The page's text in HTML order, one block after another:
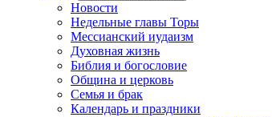
Новости
Недельные главы Торы
Мессианский иудаизм
Духовная жизнь
Библия и богословие
Община и церковь
Семья и брак
Календарь и праздники